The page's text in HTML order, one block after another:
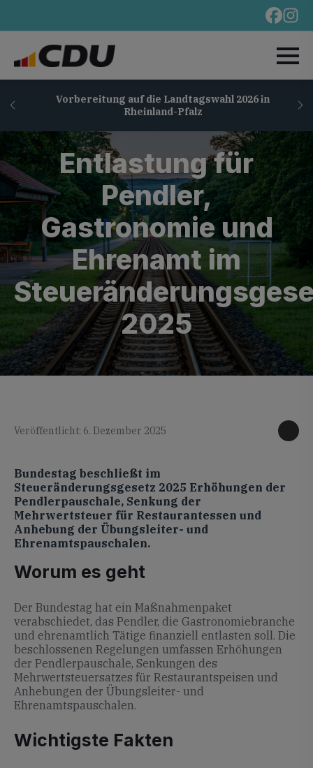
Vorbereitung auf die Landtagswahl 2026 in
Rheinland-Pfalz
Entlastung für
Pendler,
Gastronomie und
Ehrenamt im
2025
Veröffentlicht: 6. Dezember 2025
Bundestag beschließt im
Steueränderungsgesetz 2025 Erhöhungen der
Pendlerpauschale, Senkung der
Mehrwertsteuer für Restaurantessen und
Anhebung der Übungsleiter- und
Ehrenamtspauschalen.
Worum es geht
Der Bundestag hat ein Maßnahmenpaket
verabschiedet, das Pendler, die Gastronomiebranche
und ehrenamtlich Tätige finanziell entlasten soll. Die
beschlossenen Regelungen umfassen Erhöhungen
der Pendlerpauschale, Senkungen des
Mehrwertsteuersatzes für Restaurantspeisen und
Anhebungen der Übungsleiter- und
Ehrenamtspauschalen.
Wichtigste Fakten